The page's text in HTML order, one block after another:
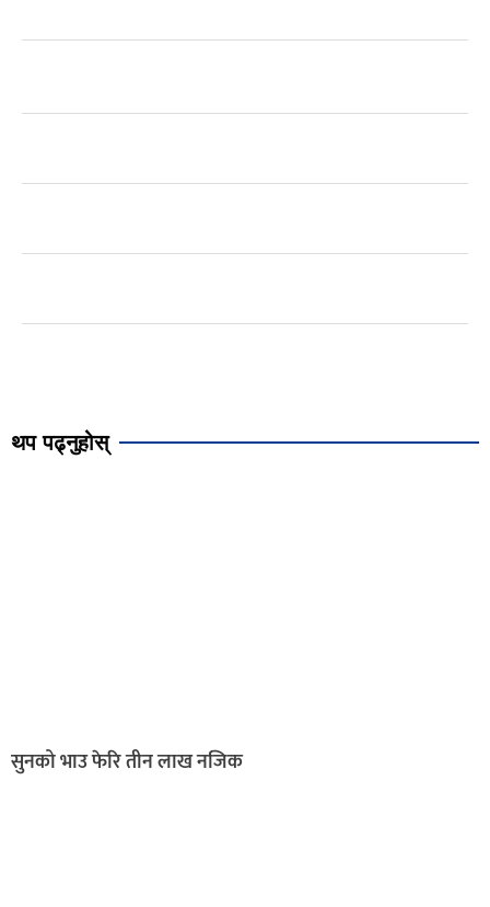
थप पढ्नुहोस्
सुनको भाउ फेरि तीन लाख नजिक